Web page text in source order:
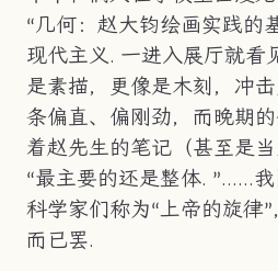
“几何：赵大钧绘画实践的
现代主义. 一进入展厅就看
是素描，更像是木刻，冲
条偏直、偏刚劲，而晚期
着赵先生的笔记（甚至是
“最主要的还是整体. ”……
科学家们称为“上帝的旋律
而已罢.